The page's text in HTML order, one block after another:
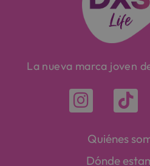
La nueva marca joven
Quiénes
Dónde